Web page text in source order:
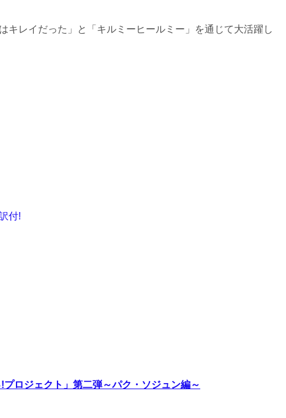
キレイだった」と「キルミーヒールミー」を通じて大活躍し
付!
ロジェクト」第二弾～パク・ソジュン編～